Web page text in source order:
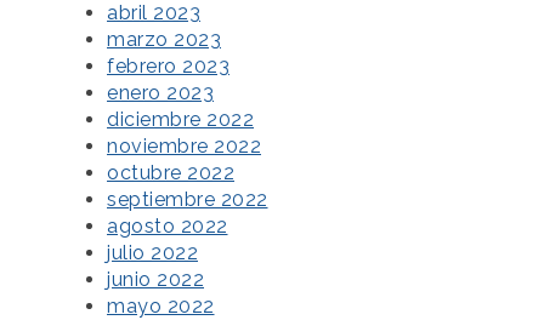
abril 2023
marzo 2023
febrero 2023
enero 2023
diciembre 2022
noviembre 2022
octubre 2022
septiembre 2022
agosto 2022
julio 2022
junio 2022
mayo 2022